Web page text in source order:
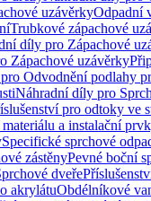
uzávěrkyOdpadní
Trubkové zápachové
díly pro Zápachové
Zápachové uzávěrky
Odvodnění podlahy
Náhradní díly pro
pro odtoky ve
a instalační
Specifické sprchové
zástěnyPevné boční
dveře
akrylátuObdélníkové